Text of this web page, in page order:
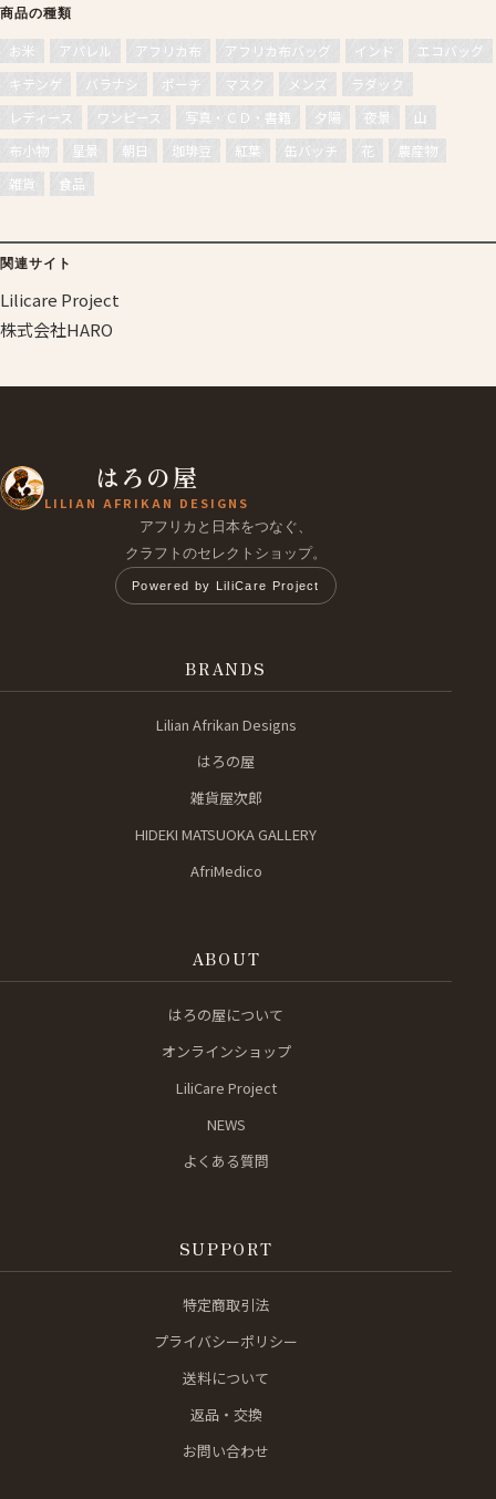
商品の種類
お米 アパレル アフリカ布 アフリカ布バッグ インド
エコバッグ
キテンゲ
バラナシ ポーチ マスク メンズ
ラダック
レディース
ワンピース 写真・ＣＤ・書籍 夕陽 夜景
山
布小物
星景 朝日 珈琲豆 紅葉 缶バッチ 花
農産物
雑貨
食品
関連サイト
Lilicare Project
株式会社HARO
はろの屋
LILIAN AFRIKAN DESIGNS
アフリカと日本をつなぐ、
クラフトのセレクトショップ。
Powered by LiliCare Project
BRANDS
Lilian Afrikan Designs
はろの屋
雑貨屋次郎
HIDEKI MATSUOKA GALLERY
AfriMedico
ABOUT
はろの屋について
オンラインショップ
LiliCare Project
NEWS
よくある質問
SUPPORT
特定商取引法
プライバシーポリシー
送料について
返品・交換
お問い合わせ